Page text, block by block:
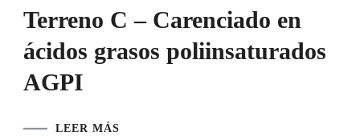
Terreno C – Carenciado en
ácidos grasos poliinsaturados
AGPI
LEER MÁS